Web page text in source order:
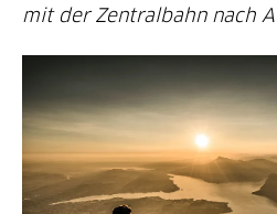
mit der Zentralbahn nach